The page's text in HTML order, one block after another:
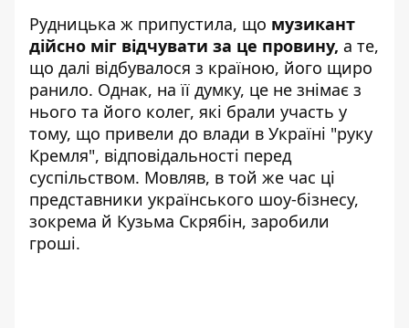
Рудницька ж припустила, що музикант
дійсно міг відчувати за це провину, а те,
що далі відбувалося з країною, його щиро
ранило. Однак, на її думку, це не знімає з
нього та його колег, які брали участь у
тому, що привели до влади в Україні "руку
Кремля", відповідальності перед
суспільством. Мовляв, в той же час ці
представники українського шоу-бізнесу,
зокрема й Кузьма Скрябін, заробили
гроші.